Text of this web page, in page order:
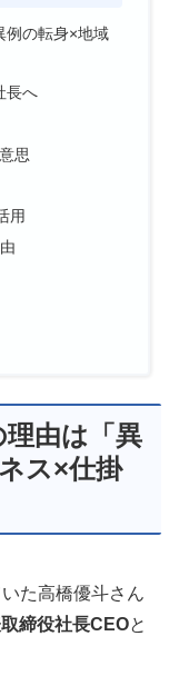
例の転身×地域
長へ
思
用
由は「異
ス×仕掛
た高橋優斗さん
締役社長CEOと